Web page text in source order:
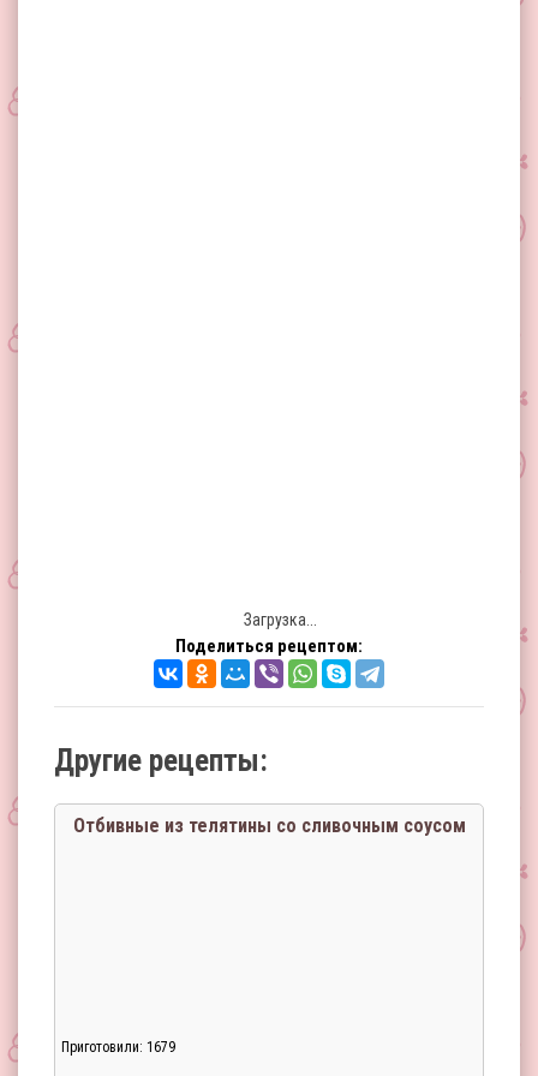
Загрузка...
Поделиться рецептом:
Другие рецепты:
Отбивные из телятины со сливочным соусом
Приготовили: 1679